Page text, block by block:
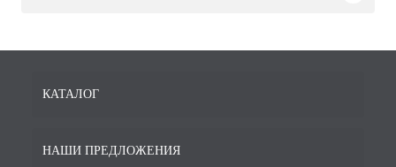
КАТАЛОГ
НАШИ ПРЕДЛОЖЕНИЯ